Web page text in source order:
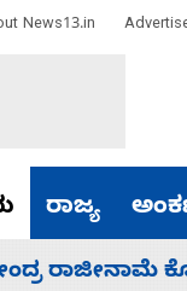
News13.in
ರಾಜ್ಯ
ವಿಸ್ತರಣೆ